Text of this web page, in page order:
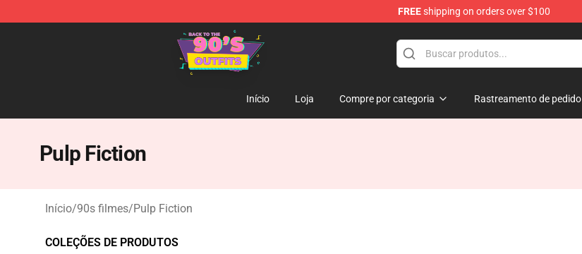
FREEshipping on orders over $100
90s Outfits Store - Official 90s Outfits Merchandise Shop
Início Loja Compre por categoria Rastreamento de pedido
Pulp Fiction
Início/90s filmes/Pulp Fiction
COLEÇÕES DE PRODUTOS